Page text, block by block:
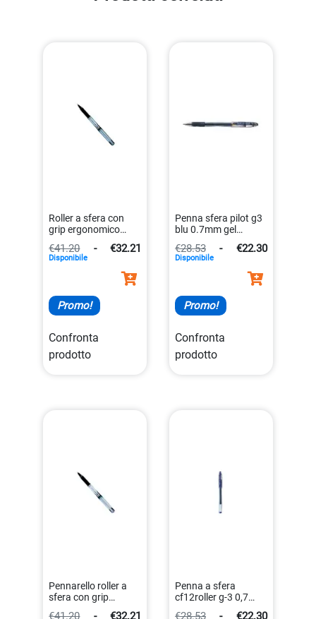
Roller a sfera con
grip ergonomico
cf12roller
4902505322945
€41.20 - €32.21
Disponibile
Promo!
Confronta
prodotto
Penna sfera pilot g3
blu 0.7mm gel
€28.53 - €22.30
Disponibile
Promo!
Confronta
prodotto
Pennarello roller a
sfera con grip
€41.20 - €32.21
Penna a sfera
cf12roller g-3 0,7
€28.53 - €22.30